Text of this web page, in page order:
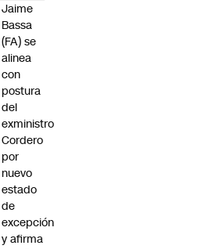
Jaime
Bassa
(FA) se
alinea
con
postura
del
exministro
Cordero
por
nuevo
estado
de
excepción
y afirma